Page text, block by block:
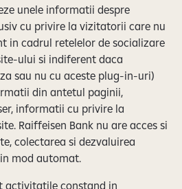
unele informatii despre
cu privire la vizitatorii care nu
in cadrul retelelor de socializare
ului si indiferent daca
sau nu cu aceste plug-in-uri)
din antetul paginii,
informatii cu privire la
Raiffeisen Bank nu are acces si
colectarea si dezvaluirea
mod automat.
activitatile constand in